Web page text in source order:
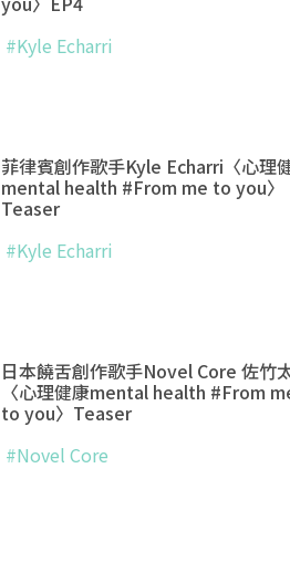
#Kyle Echarri
菲律賓創作歌手Kyle Echarri〈心理
mental health #From me to you〉
Teaser
#Kyle Echarri
日本饒舌創作歌手Novel Core 佐竹
〈心理健康mental health #From
to you〉Teaser
#Novel Core